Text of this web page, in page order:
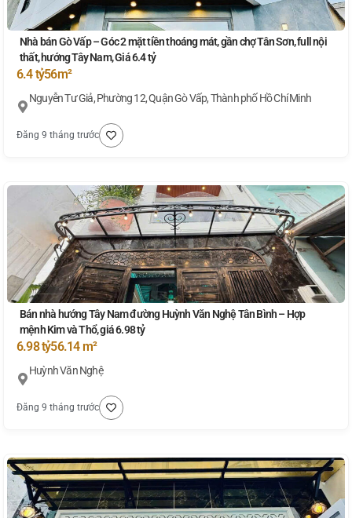
Nhà bán Gò Vấp – Góc 2 mặt tiền thoáng mát, gần chợ Tân Sơn, full nội
thất, hướng Tây Nam, Giá 6.4 tỷ
6.4 tỷ56m²
Nguyễn Tư Giả, Phường 12, Quận Gò Vấp, Thành phố Hồ Chí Minh
Đăng 9 tháng trước
Bán nhà hướng Tây Nam đường Huỳnh Văn Nghệ Tân Bình – Hợp
mệnh Kim và Thổ, giá 6.98 tỷ
6.98 tỷ56.14 m²
Huỳnh Văn Nghệ
Đăng 9 tháng trước